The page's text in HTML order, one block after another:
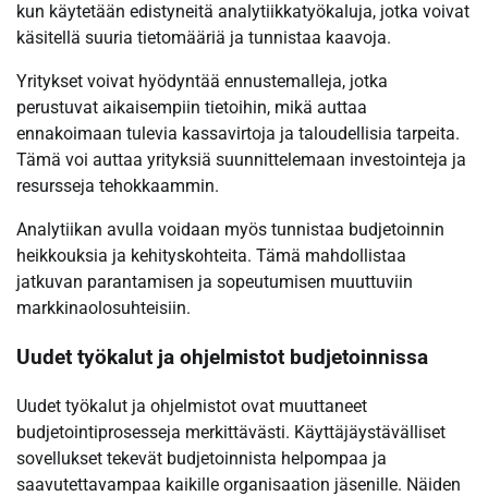
kun käytetään edistyneitä analytiikkatyökaluja, jotka voivat
käsitellä suuria tietomääriä ja tunnistaa kaavoja.
Yritykset voivat hyödyntää ennustemalleja, jotka
perustuvat aikaisempiin tietoihin, mikä auttaa
ennakoimaan tulevia kassavirtoja ja taloudellisia tarpeita.
Tämä voi auttaa yrityksiä suunnittelemaan investointeja ja
resursseja tehokkaammin.
Analytiikan avulla voidaan myös tunnistaa budjetoinnin
heikkouksia ja kehityskohteita. Tämä mahdollistaa
jatkuvan parantamisen ja sopeutumisen muuttuviin
markkinaolosuhteisiin.
Uudet työkalut ja ohjelmistot budjetoinnissa
Uudet työkalut ja ohjelmistot ovat muuttaneet
budjetointiprosesseja merkittävästi. Käyttäjäystävälliset
sovellukset tekevät budjetoinnista helpompaa ja
saavutettavampaa kaikille organisaation jäsenille. Näiden